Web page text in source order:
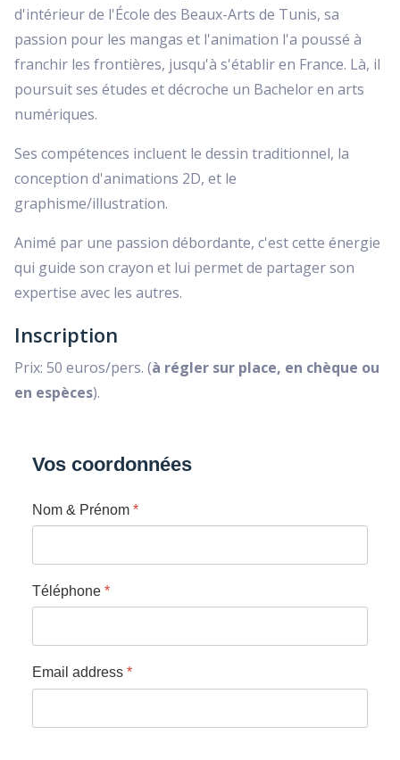
d'intérieur de l'École des Beaux-Arts de Tunis, sa
passion pour les mangas et l'animation l'a poussé à
franchir les frontières, jusqu'à s'établir en France. Là, il
poursuit ses études et décroche un Bachelor en arts
numériques.
Ses compétences incluent le dessin traditionnel, la
conception d'animations 2D, et le
graphisme/illustration.
Animé par une passion débordante, c'est cette énergie
qui guide son crayon et lui permet de partager son
expertise avec les autres.
Inscription
Prix: 50 euros/pers. (à régler sur place, en chèque ou
en espèces).
Vos coordonnées
Nom & Prénom *
Téléphone *
Email address *